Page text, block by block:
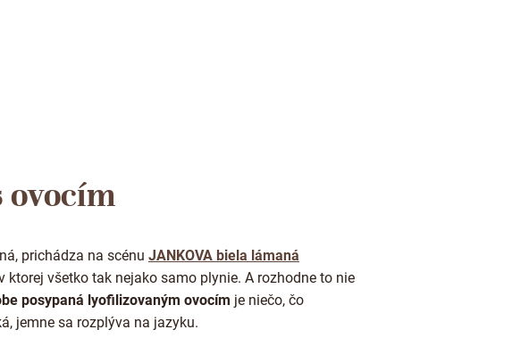
c
i
p
ovocím
prichádza na scénu JANKOVA biela lámaná
ktorej všetko tak nejako samo plynie. A rozhodne to nie
posypaná lyofilizovaným ovocím je niečo, čo
jemne sa rozplýva na jazyku.